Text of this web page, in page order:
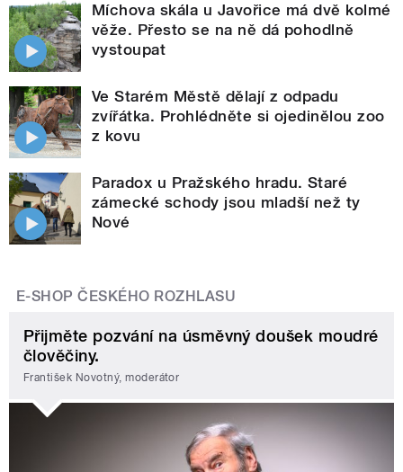
Míchova skála u Javořice má dvě kolmé
věže. Přesto se na ně dá pohodlně
vystoupat
Ve Starém Městě dělají z odpadu
zvířátka. Prohlédněte si ojedinělou zoo
z kovu
Paradox u Pražského hradu. Staré
zámecké schody jsou mladší než ty
Nové
E-SHOP ČESKÉHO ROZHLASU
Přijměte pozvání na úsměvný doušek moudré
člověčiny.
František Novotný, moderátor